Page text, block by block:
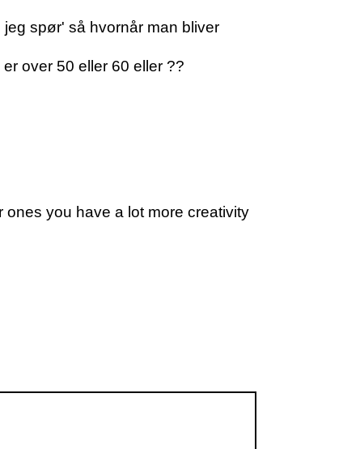
spør' så hvornår man bliver
over 50 eller 60 eller ??
ones you have a lot more creativity